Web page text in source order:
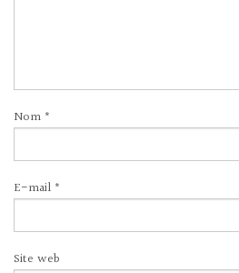
Nom *
E-mail *
Site web